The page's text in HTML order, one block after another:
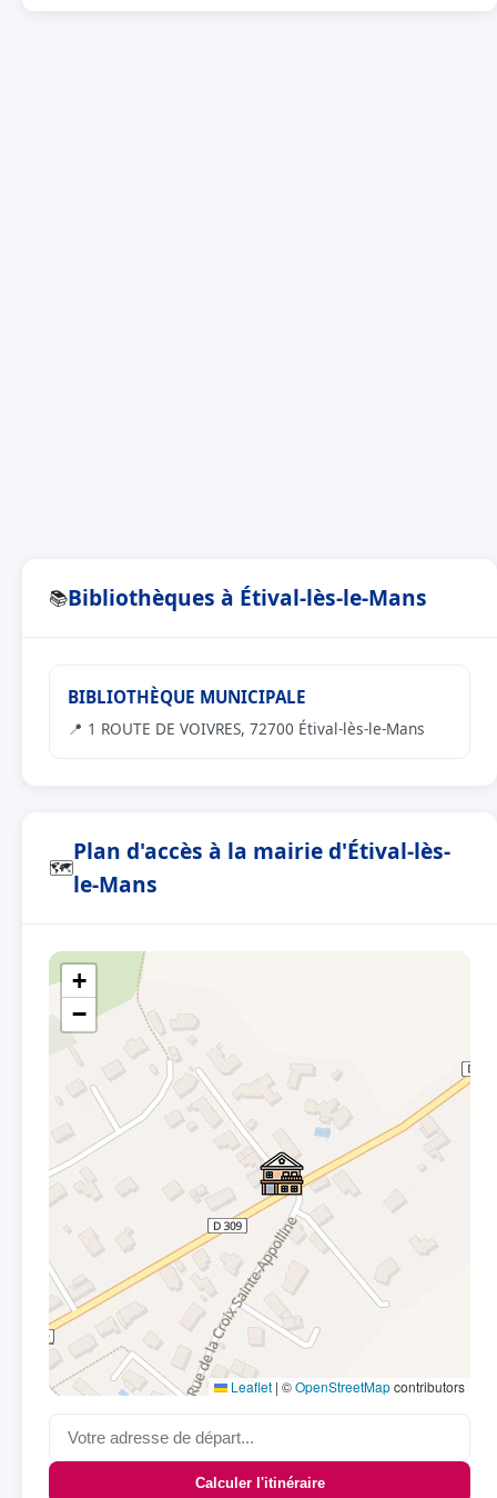
📚Bibliothèques à Étival-lès-le-Mans
BIBLIOTHÈQUE MUNICIPALE
📍 1 ROUTE DE VOIVRES, 72700 Étival-lès-le-Mans
🗺
Plan d'accès à la mairie d'Étival-lès-
le-Mans
+
−
Leaflet | ©OpenStreetMapcontributors
Calculer l'itinéraire